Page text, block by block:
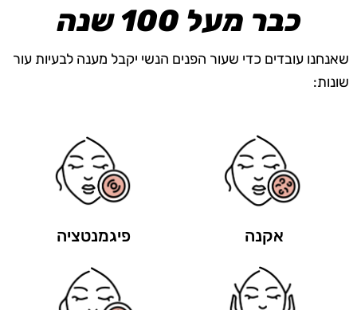
כבר מעל 100 שנה
שאנחנו עובדים כדי שעור הפנים הנשי יקבל מענה לבעיות עור
שונות:
אקנה פיגמנטציה